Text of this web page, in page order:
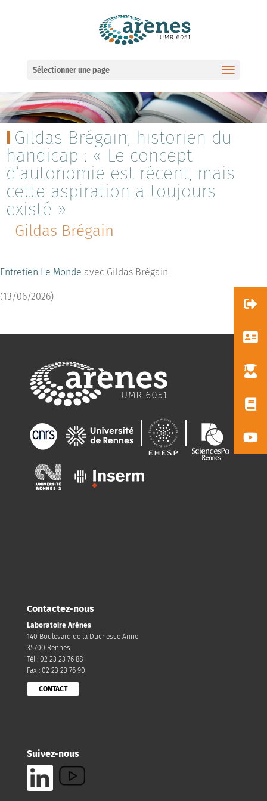
Sélectionner une page
Gildas Brégain, historien du
handicap : « Le concept
d’autonomie est récent, mais
cette aspiration a toujours
existé »
Gildas Brégain
Entretien Le Monde avec Gildas Brégain
(13/06/2026)
Contactez-nous
Laboratoire Arènes
140 Boulevard de la Duchesse Anne
35700 Rennes
Tél : 02 23 23 76 88
Fax : 02 23 23 76 90
CONTACT
Suivez-nous